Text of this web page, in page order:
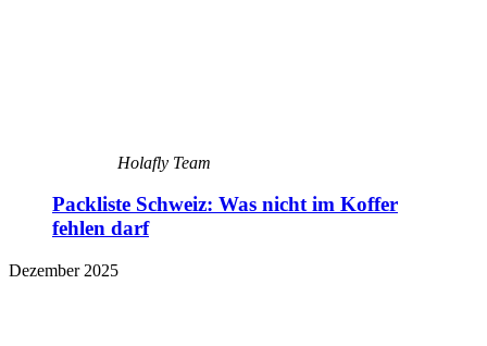
Holafly Team
Packliste Schweiz: Was nicht im Koffer
fehlen darf
Dezember 2025